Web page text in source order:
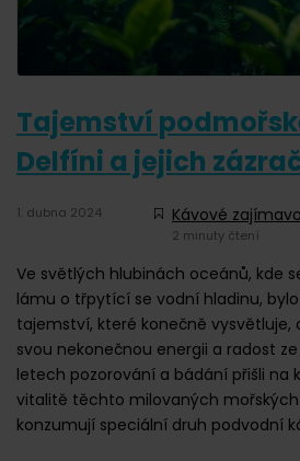
Tajemství
Delfíni a jejich
1. dubna 2024 Kávové
2 minuty čtení
Ve světlých hlubinách oceánů, kde
lámu o třpytící se vodní hladinu,
tajemství, které konečně vysvětluje,
svou nekonečnou energii a radost
letech pozorování a bádání přišli na
vitalitě těchto milovaných
konzumují speciální druh podvodní